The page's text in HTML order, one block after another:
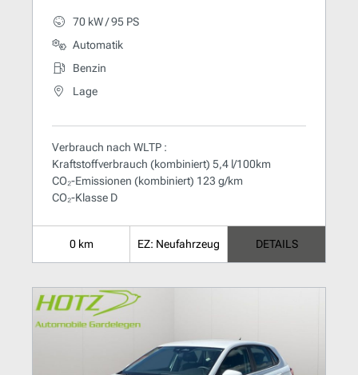
70 kW / 95 PS
Automatik
Benzin
Lage
Verbrauch nach WLTP :
Kraftstoffverbrauch (kombiniert) 5,4 l/100km
CO₂-Emissionen (kombiniert) 123 g/km
CO₂-Klasse D
0 km EZ: Neufahrzeug DETAILS